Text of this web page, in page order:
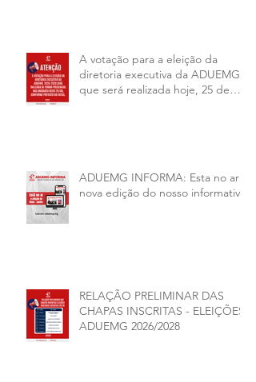
A votação para a eleição da
diretoria executiva da ADUEMG
que será realizada hoje, 25 de
ADUEMG INFORMA: Esta no ar a
nova edição do nosso informativo
RELAÇÃO PRELIMINAR DAS
CHAPAS INSCRITAS - ELEIÇÕES
ADUEMG 2026/2028